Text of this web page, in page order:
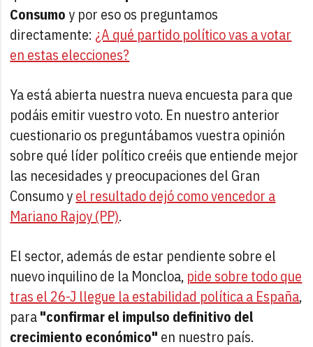
Consumoy por eso os preguntamos
directamente: ¿A qué partido político vas a votar
en estas elecciones?
Ya está abierta nuestra nueva encuesta para que
podáis emitir vuestro voto. En nuestro anterior
cuestionario os preguntábamos vuestra opinión
sobre qué líder político creéis que entiende mejor
las necesidades y preocupaciones del Gran
Consumo yel resultado dejó como vencedor a
Mariano Rajoy (PP).
El sector, además de estar pendiente sobre el
nuevo inquilino de la Moncloa, pide sobre todo que
tras el 26-J llegue la estabilidad política a España,
para"confirmar el impulso definitivo del
crecimiento económico" en nuestro país.